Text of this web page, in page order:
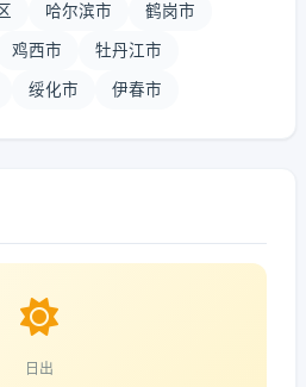
哈尔滨市 鹤岗市
鸡西市 牡丹江市
绥化市 伊春市
日出